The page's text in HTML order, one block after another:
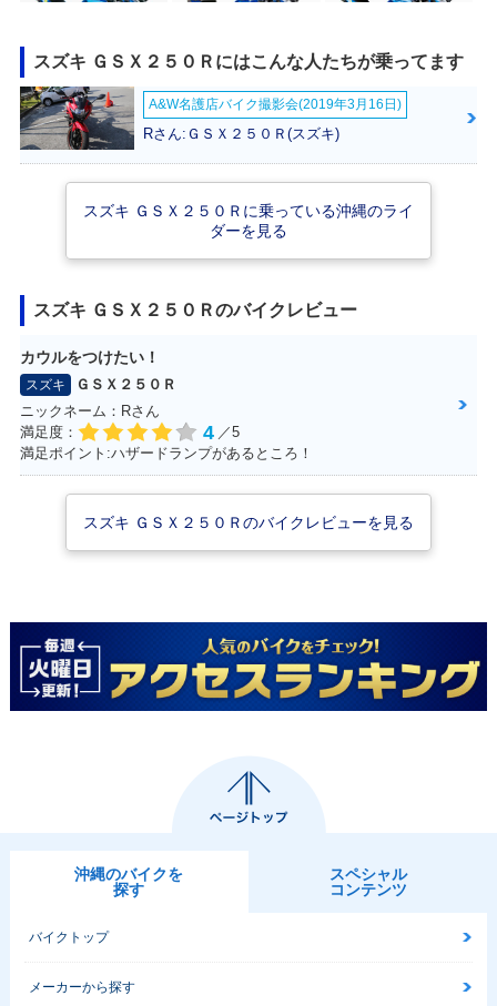
2021年 GSX250R
ABS・追加
2020年 GSX250
R・カラーチェンジ
2019年 GSX250
R・カラーチェンジ
R・新登場
スズキ ＧＳＸ２５０Ｒにはこんな人たちが乗ってます
A&W名護店バイク撮影会(2019年3月16日)
Rさん:ＧＳＸ２５０Ｒ(スズキ)
スズキ ＧＳＸ２５０Ｒに乗っている沖縄のライ
ダーを見る
スズキ ＧＳＸ２５０Ｒのバイクレビュー
カウルをつけたい！
スズキ
ＧＳＸ２５０Ｒ
ニックネーム：Rさん
満足度：
4 ／5
満足ポイント:ハザードランプがあるところ！
スズキ ＧＳＸ２５０Ｒのバイクレビューを見る
沖縄のバイクを
探す
スペシャル
コンテンツ
バイクトップ
メーカーから探す